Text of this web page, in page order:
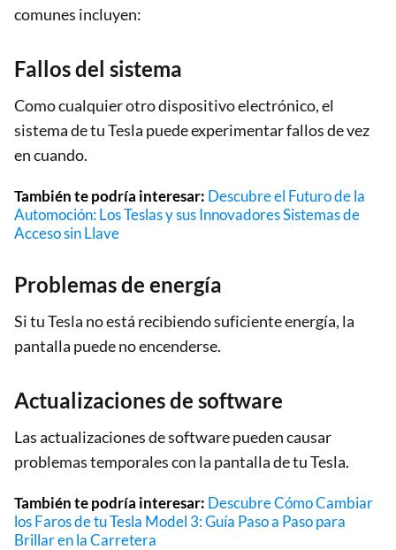
comunes incluyen:
Fallos del sistema
Como cualquier otro dispositivo electrónico, el
sistema de tu Tesla puede experimentar fallos de vez
en cuando.
También te podría interesar: Descubre el Futuro de la
Automoción: Los Teslas y sus Innovadores Sistemas de
Acceso sin Llave
Problemas de energía
Si tu Tesla no está recibiendo suficiente energía, la
pantalla puede no encenderse.
Actualizaciones de software
Las actualizaciones de software pueden causar
problemas temporales con la pantalla de tu Tesla.
También te podría interesar: Descubre Cómo Cambiar
los Faros de tu Tesla Model 3: Guía Paso a Paso para
Brillar en la Carretera